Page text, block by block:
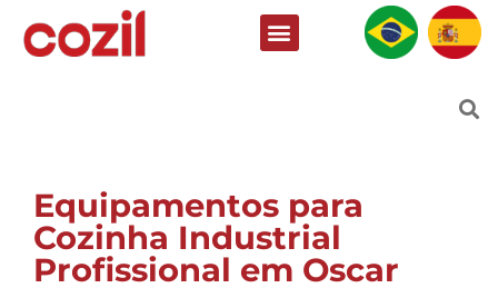
Equipamentos para
Cozinha Industrial
Profissional em Oscar